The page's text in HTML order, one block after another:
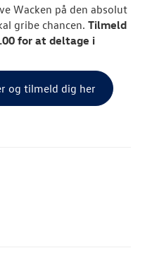
Wacken på den absolut
gribe chancen. Tilmeld
for at deltage i
og tilmeld dig her